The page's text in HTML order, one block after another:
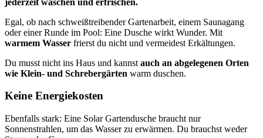
Egal, ob nach schweißtreibender Gartenarbeit, einem Saunagang
oder einer Runde im Pool: Eine Dusche wirkt Wunder. Mit
warmem Wasser frierst du nicht und vermeidest Erkältungen.
Du musst nicht ins Haus und kannst auch an abgelegenen Orten
wie Klein- und Schrebergärten warm duschen.
Keine Energiekosten
Ebenfalls stark: Eine Solar Gartendusche braucht nur
Sonnenstrahlen, um das Wasser zu erwärmen. Du brauchst weder